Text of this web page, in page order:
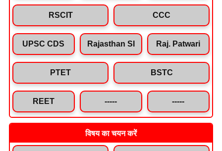
RSCIT CCC
UPSC CDS Rajasthan SI Raj. Patwari
PTET BSTC
REET ----- -----
विषय का चयन करें